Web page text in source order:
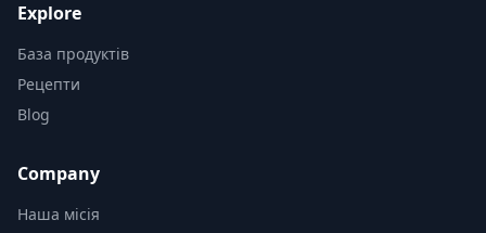
Explore
База продуктів
Рецепти
Blog
Company
Наша місія